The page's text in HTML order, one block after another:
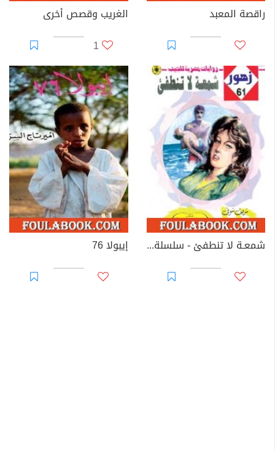
راقصة المعبد
الغريب وقصص أخرى
1
شمعـة لا تنطفئ - سلسلة زهور إيبولا 76